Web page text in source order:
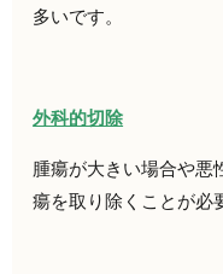
多いです。
外科的切除
腫瘍が大きい場合や悪
瘍を取り除くことが必